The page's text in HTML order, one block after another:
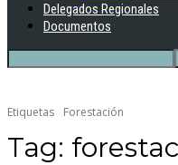
Delegados Regionales
Documentos
Etiquetas Forestación
Tag: